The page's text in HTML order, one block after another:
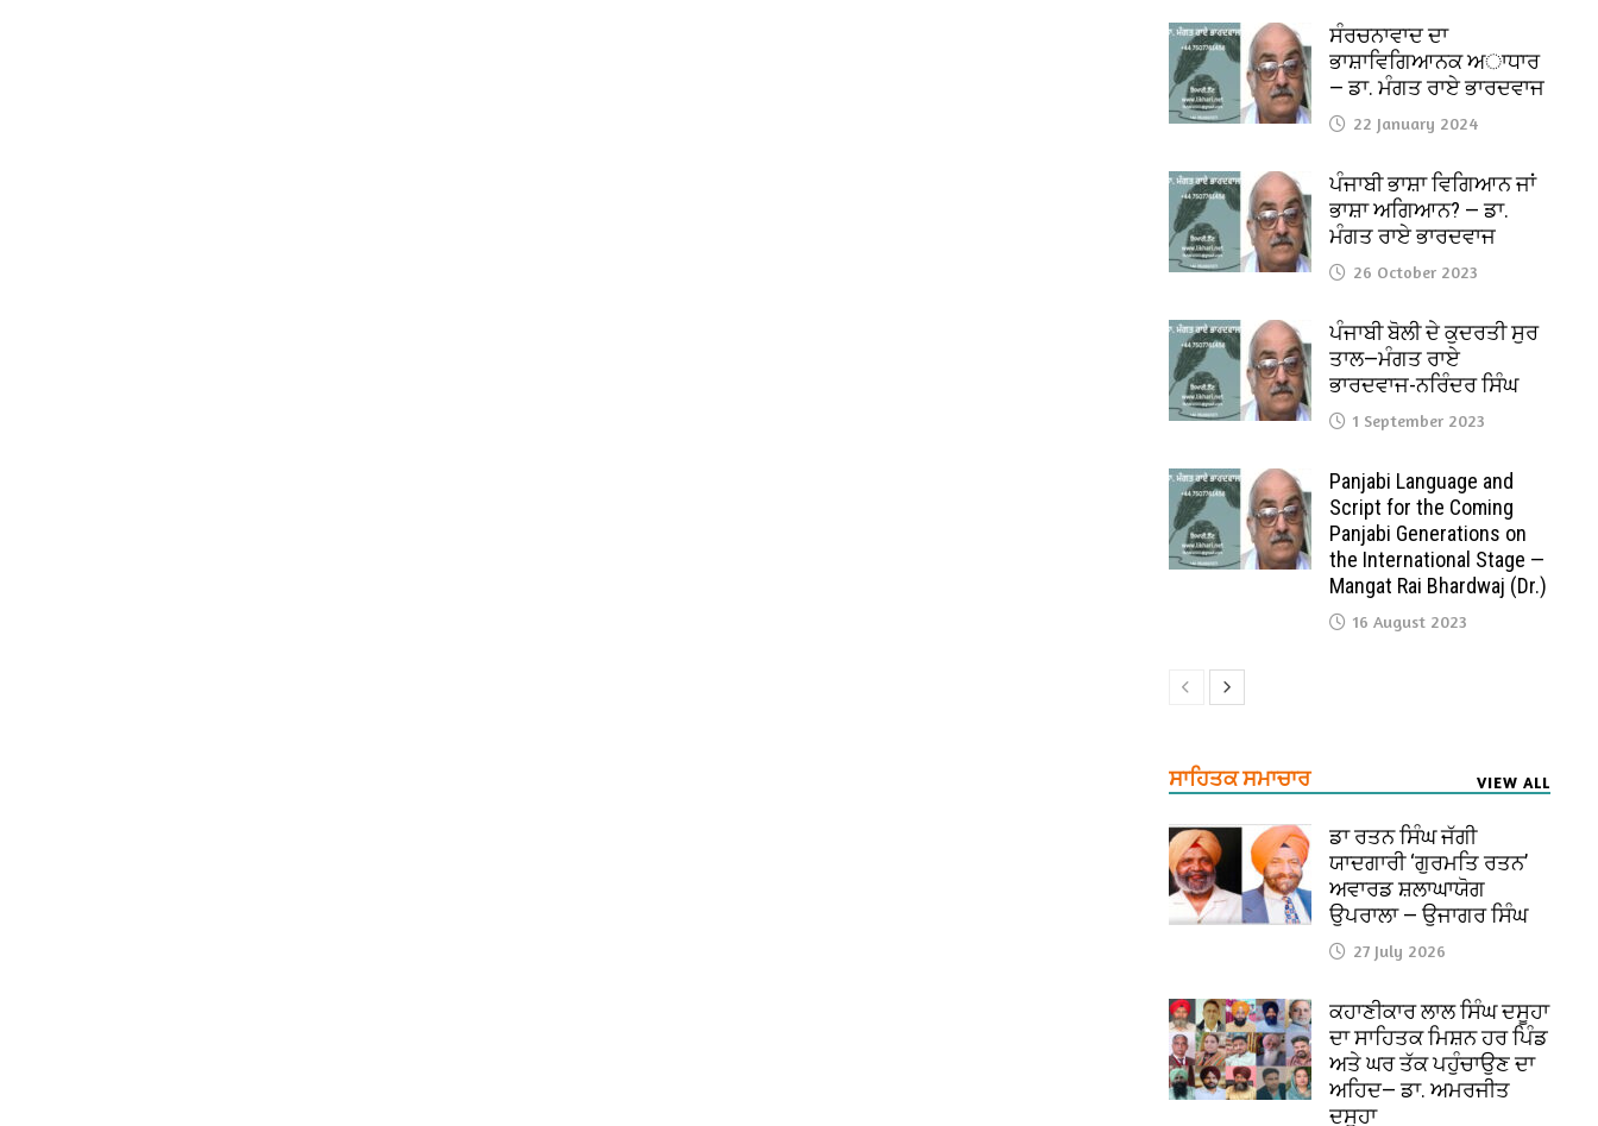
ਸੰਰਚਨਾਵਾਦ ਦਾ
ਭਾਸ਼ਾਵਿਗਿਆਨਕ ਅਾਧਾਰ
— ਡਾ. ਮੰਗਤ ਰਾਏ ਭਾਰਦਵਾਜ
22 January 2024
ਪੰਜਾਬੀ ਭਾਸ਼ਾ ਵਿਗਿਆਨ ਜਾਂ
ਭਾਸ਼ਾ ਅਗਿਆਨ? — ਡਾ.
ਮੰਗਤ ਰਾਏ ਭਾਰਦਵਾਜ
26 October 2023
ਪੰਜਾਬੀ ਬੋਲੀ ਦੇ ਕੁਦਰਤੀ ਸੁਰ
ਤਾਲ—ਮੰਗਤ ਰਾਏ
ਭਾਰਦਵਾਜ-ਨਰਿੰਦਰ ਸਿੰਘ
1 September 2023
Panjabi Language and
Script for the Coming
Panjabi Generations on
the International Stage —
Mangat Rai Bhardwaj (Dr.)
16 August 2023
ਸਾਹਿਤਕ ਸਮਾਚਾਰ VIEW ALL
ਡਾ ਰਤਨ ਸਿੰਘ ਜੱਗੀ
ਯਾਦਗਾਰੀ ‘ਗੁਰਮਤਿ ਰਤਨ’
ਅਵਾਰਡ ਸ਼ਲਾਘਾਯੋਗ
ਉਪਰਾਲਾ — ਉਜਾਗਰ ਸਿੰਘ
27 July 2026
ਕਹਾਣੀਕਾਰ ਲਾਲ ਸਿੰਘ ਦਸੂਹਾ
ਦਾ ਸਾਹਿਤਕ ਮਿਸ਼ਨ ਹਰ ਪਿੰਡ
ਅਤੇ ਘਰ ਤੱਕ ਪਹੁੰਚਾਉਣ ਦਾ
ਅਹਿਦ— ਡਾ. ਅਮਰਜੀਤ
ਦਸੂਹਾ